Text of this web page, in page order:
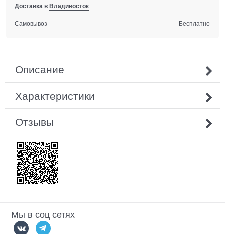
Доставка вВладивосток
Самовывоз Бесплатно
Описание
Характеристики
Отзывы
Мы в соц сетях